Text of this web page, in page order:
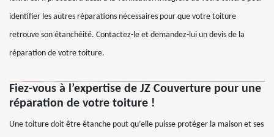
identifier les autres réparations nécessaires pour que votre toiture
retrouve son étanchéité. Contactez-le et demandez-lui un devis de la
réparation de votre toiture.
Fiez-vous à l’expertise de JZ Couverture pour une
réparation de votre toiture !
Une toiture doit être étanche pout qu’elle puisse protéger la maison et ses